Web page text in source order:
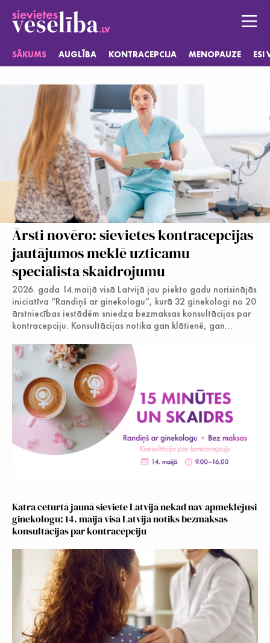
SĀKUMS AUGLĪBA KONTRACEPCIJA MENOPAUZE ESI
Sākums
Auglība
Kontracepcija
Menopauze
Esi vesela
Jautājumi
Jauniešiem
Ārsti novēro: sievietes kontracepcijas
jautājumos meklē uzticamu
speciālista skaidrojumu
2026. gada 14.maijā visā Latvijā jau piekto gadu norisinājās
iniciatīva “Randiņš ar ginekologu”, kurā 32 ginekologi no 20
ārstniecības iestādēm sniedza bezmaksas konsultācijas par
kontracepciju. Konsultācijas notika gan klātienē, gan…
Katra ceturtā jaunā sieviete Latvijā nekad nav apmeklējusi
ginekologu: 14. maijā visā Latvijā notiks bezmaksas
konsultācijas par kontracepciju